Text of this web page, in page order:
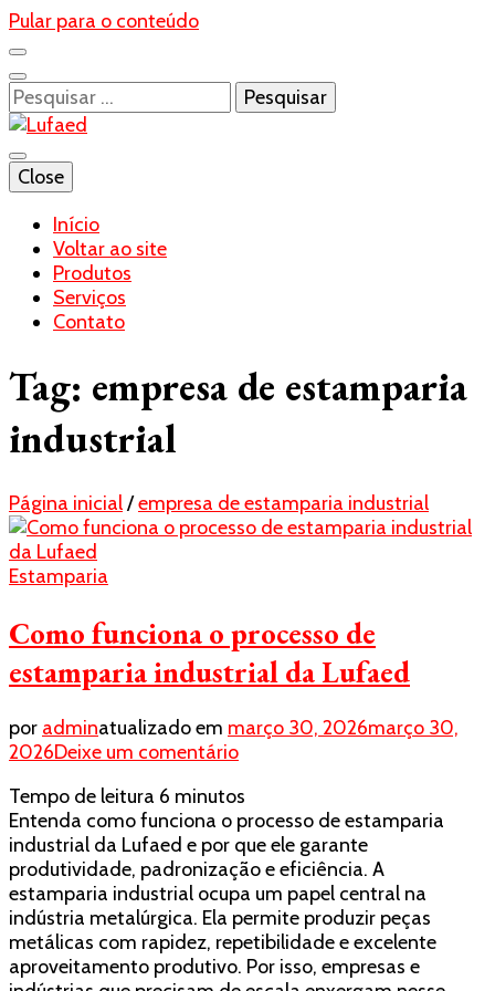
Pular para o conteúdo
Pesquisar
por:
Lufaed
Blog- Lufaed
Close
Início
Voltar ao site
Produtos
Serviços
Contato
Tag: empresa de estamparia
industrial
Página inicial/empresa de estamparia industrial
Estamparia
Como funciona o processo de
estamparia industrial da Lufaed
por adminatualizado em março 30, 2026março 30,
2026Deixe um comentárioem
funciona
o
processo
de
estamparia
industrial
da
Lufaed
Tempo de leitura 6 minutos
Entenda como funciona o processo de estamparia
industrial da Lufaed e por que ele garante
produtividade, padronização e eficiência. A
estamparia industrial ocupa um papel central na
indústria metalúrgica. Ela permite produzir peças
metálicas com rapidez, repetibilidade e excelente
aproveitamento produtivo. Por isso, empresas e